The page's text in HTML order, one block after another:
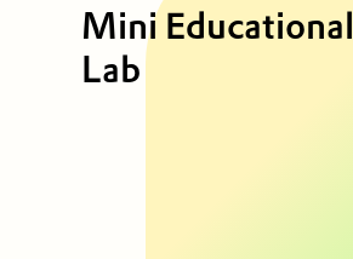
Mini Educational
Lab